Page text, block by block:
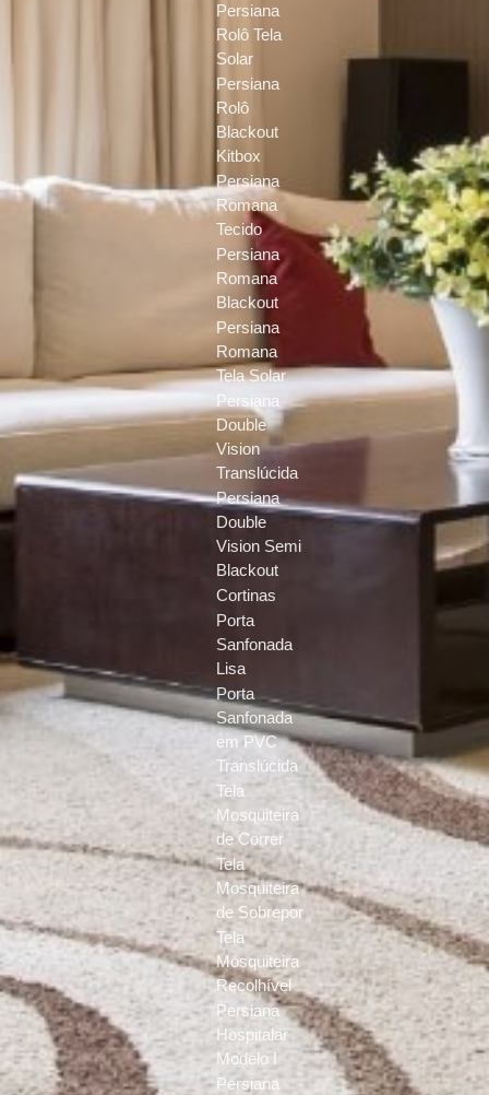
Persiana
Rolô Tela
Solar
Persiana
Rolô
Blackout
Kitbox
Persiana
Romana
Tecido
Persiana
Romana
Blackout
Persiana
Romana
Tela Solar
Persiana
Double
Vision
Translúcida
Persiana
Double
Vision Semi
Blackout
Cortinas
Porta
Sanfonada
Lisa
Porta
Sanfonada
em PVC
Translúcida
Tela
Mosquiteira
de Correr
Tela
Mosquiteira
de Sobrepor
Tela
Mosquiteira
Recolhível
Persiana
Hospitalar
Modelo I
Persiana